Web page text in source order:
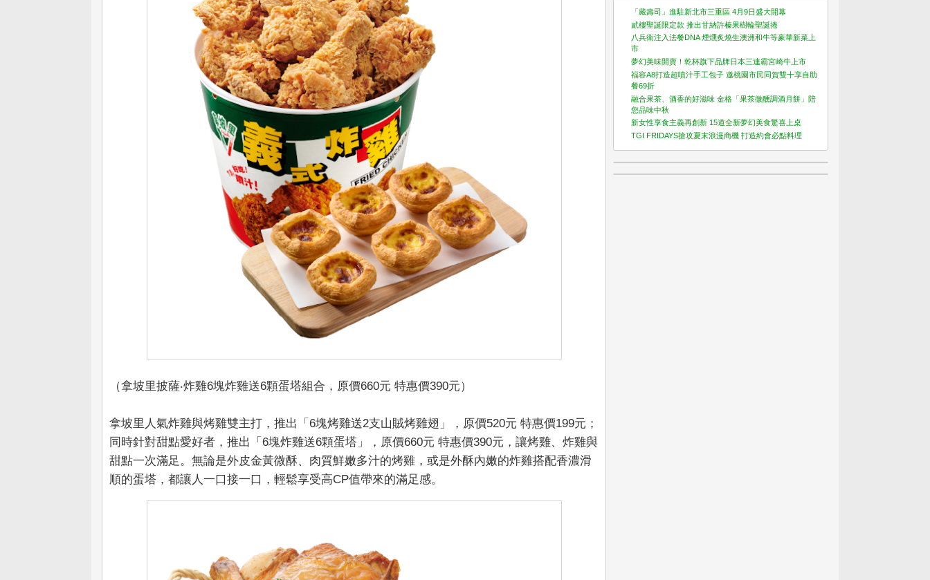
（拿坡里披薩‧炸雞6塊炸雞送6顆蛋塔組合，原價660元 特惠價390元）
拿坡里人氣炸雞與烤雞雙主打，推出「6塊烤雞送2支山賊烤雞翅」，原價520元 特惠價199元；
同時針對甜點愛好者，推出「6塊炸雞送6顆蛋塔」，原價660元 特惠價390元，讓烤雞、炸雞與
甜點一次滿足。無論是外皮金黃微酥、肉質鮮嫩多汁的烤雞，或是外酥內嫩的炸雞搭配香濃滑
順的蛋塔，都讓人一口接一口，輕鬆享受高CP值帶來的滿足感。
「藏壽司」進駐新北市三重區 4月9日盛大開幕
貳樓聖誕限定款 推出甘納許榛果樹輪聖誕捲
八兵衛注入法餐DNA 煙燻炙燒生澳洲和牛等豪華新菜上
市
夢幻美味開賣！乾杯旗下品牌日本三連霸宮崎牛上市
福容A8打造超噴汁手工包子 邀桃園市民同賀雙十享自助
餐69折
融合果茶、酒香的好滋味 金格「果茶微醺調酒月餅」陪
您品味中秋
新女性享食主義再創新 15道全新夢幻美食驚喜上桌
TGI FRIDAYS搶攻夏末浪漫商機 打造約會必點料理